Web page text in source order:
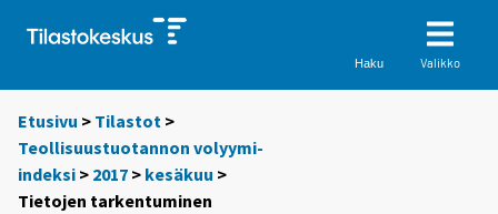
Haku Valikko
Etusivu > Tilastot >
Teollisuustuotannon volyymi-
indeksi > 2017 > kesäkuu >
Tietojen tarkentuminen